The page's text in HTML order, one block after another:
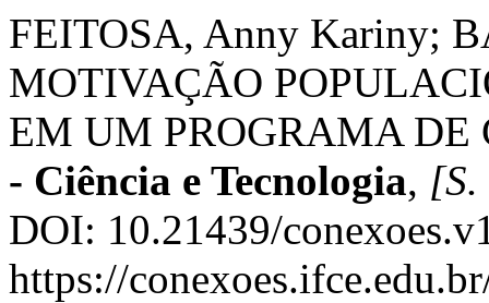
FEITOSA, Anny Kariny;
MOTIVAÇÃO
EM UM PROGRAMA
- Ciência e Tecnologia,
DOI: 10.21439/
https://